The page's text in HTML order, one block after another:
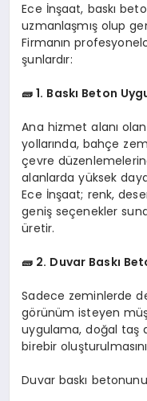
Ece İnşaat, baskı
uzmanlaşmış olup
Firmanın
şunlardır:
🧱 1. Baskı Beton
Ana hizmet alanı
yollarında, bahçe
çevre
alanlarda yüksek
Ece İnşaat; renk,
geniş seçenekler
üretir.
🧱 2. Duvar Baskı
Sadece zeminlerde
görünüm isteyen
uygulama, doğal taş
birebir
Duvar baskı